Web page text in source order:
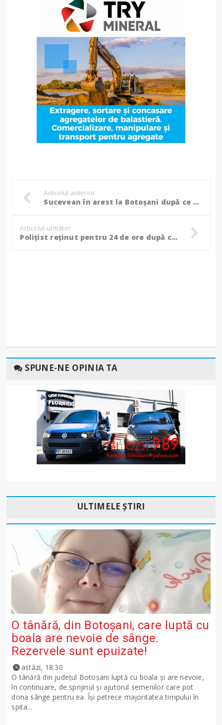
Articolul anterior
Sucevean în arest la Botoșani după ce a urcat băut la volan și s-a răsturnat cu mașina!
Articolul următor
Poliţist reţinut pentru 24 de ore după ce a fost prins beat la volan!
SPUNE-NE OPINIA TA
ULTIMELE ȘTIRI
O tânără, din Botoșani, care luptă cu
boala are nevoie de sânge.
Rezervele sunt epuizate!
astăzi, 18:30
O tânără din județul Botoșani luptă cu boala și are nevoie,
în continuare, de sprijinul și ajutorul semenilor care pot
dona sânge pentru ea. Își petrece majoritatea timpului în
spita...